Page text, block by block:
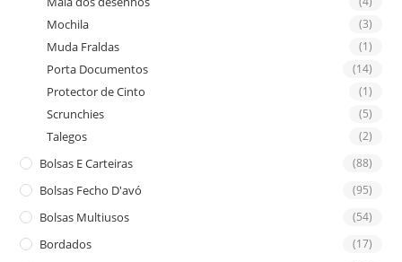
Mochila (3)
Muda Fraldas (1)
Porta Documentos (14)
Protector de Cinto (1)
Scrunchies (5)
Talegos (2)
Bolsas E Carteiras (88)
Bolsas Fecho D'avó (95)
Bolsas Multiusos (54)
Bordados (17)